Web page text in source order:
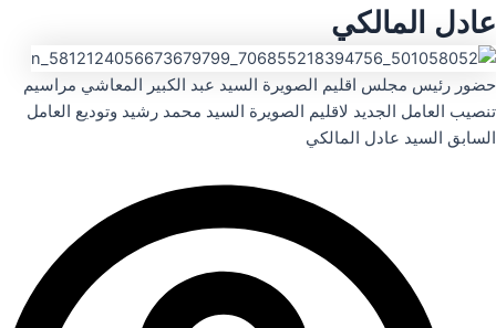
عادل المالكي
حضور رئيس مجلس اقليم الصويرة السيد عبد الكبير المعاشي مراسيم
تنصيب العامل الجديد لاقليم الصويرة السيد محمد رشيد وتوديع العامل
السابق السيد عادل المالكي